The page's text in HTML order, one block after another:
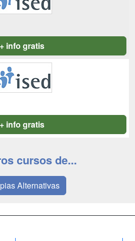
+ info gratis
+ info gratis
cursos de...
Alternativas